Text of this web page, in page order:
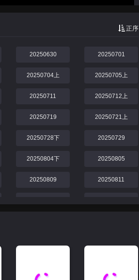
正序
20250630 20250701
20250704上 20250705上
20250711 20250712上
20250719 20250721上
20250728下 20250729
20250804下 20250805
20250809 20250811